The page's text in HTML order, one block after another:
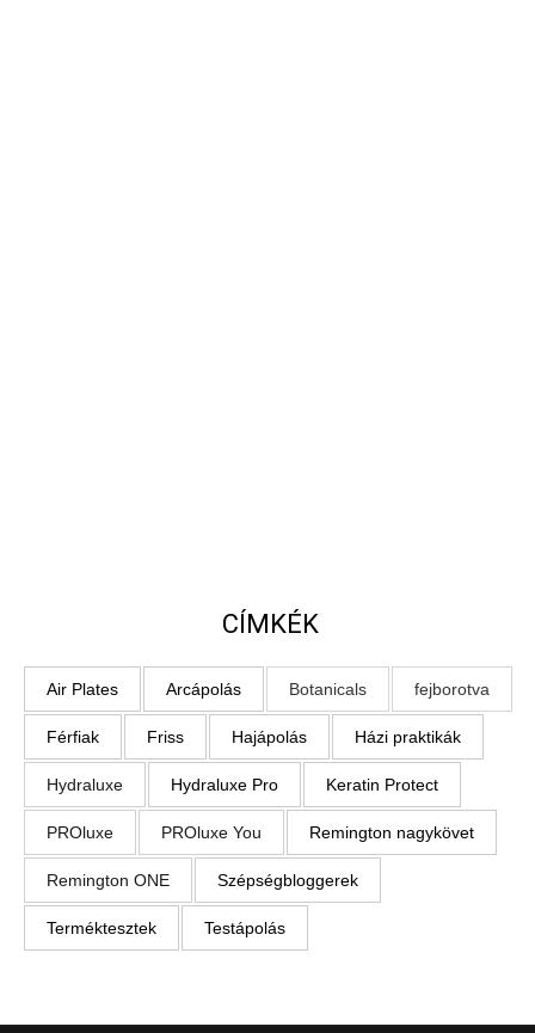
CÍMKÉK
Air Plates Arcápolás Botanicals fejborotva
Férfiak Friss Hajápolás Házi praktikák
Hydraluxe Hydraluxe Pro Keratin Protect
PROluxe PROluxe You Remington nagykövet
Remington ONE Szépségbloggerek
Terméktesztek Testápolás